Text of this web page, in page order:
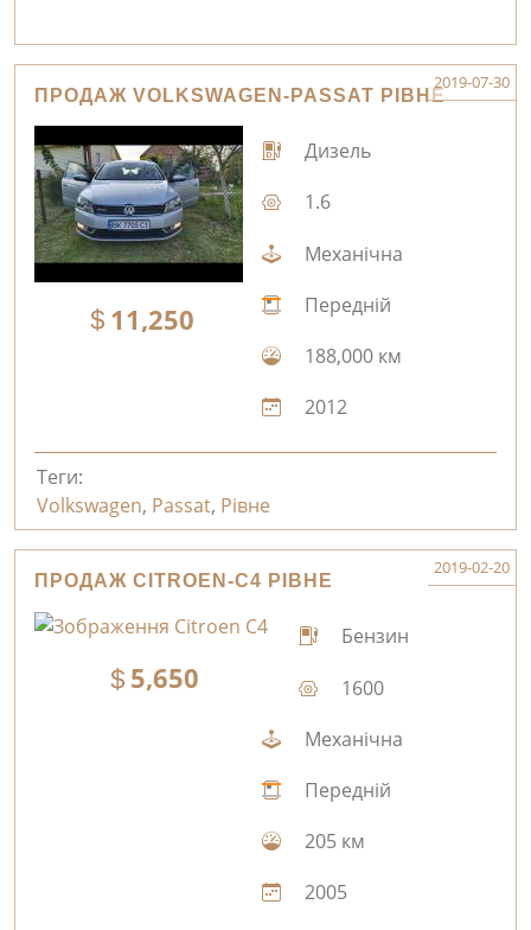
ПРОДАЖ VOLKSWAGEN-PASSAT РІВНЕ
2019-07-30
11,250
Дизель
1.6
Механічна
Передній
188,000 км
2012
Теги:
Volkswagen, Passat, Рівне
ПРОДАЖ CITROEN-C4 РІВНЕ
2019-02-20
5,650
Бензин
1600
Механічна
Передній
205 км
2005